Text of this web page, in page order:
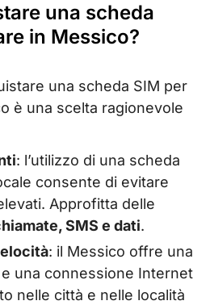
una scheda
in Messico?
una scheda SIM per
è una scelta ragionevole
: l’utilizzo di una scheda
consente di evitare
Approfitta delle
SMS e dati.
: il Messico offre una
una connessione Internet
nelle città e nelle località